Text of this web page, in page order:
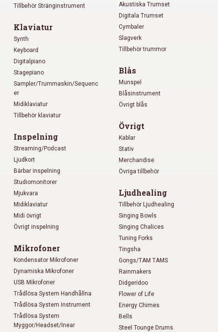
Tillbehör Stränginstrument
Klaviatur
Synth
Keyboard
Digitalpiano
Stagepiano
Sampler/Trummaskin/Sequenc
er
Midiklaviatur
Tillbehör klaviatur
Inspelning
Streaming/Podcast
Ljudkort
Bärbar inspelning
Studiomonitorer
Mjukvara
Midiklaviatur
Midi övrigt
Övrigt inspelning
Mikrofoner
Kondensator Mikrofoner
Dynamiska Mikrofoner
USB Mikrofoner
Trådlösa System Handhållna
Trådlösa System Instrument
Trådlösa System
Myggor/Headset/Inear
Akustiska Trumset
Digitala Trumset
Cymbaler
Slagverk
Tillbehör trummor
Blås
Munspel
Blåsinstrument
Övrigt blås
Övrigt
Kablar
Stativ
Merchandise
Övriga tillbehör
Ljudhealing
Tillbehör Ljudhealing
Singing Bowls
Singing Chalices
Tuning Forks
Tingsha
Gongs/TAM TAMS
Rainmakers
Didgeridoo
Flower of Life
Energy Chimes
Bells
Steel Tounge Drums